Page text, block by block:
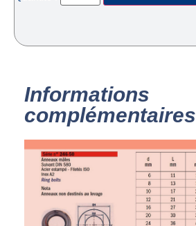
Informations
complémentaires